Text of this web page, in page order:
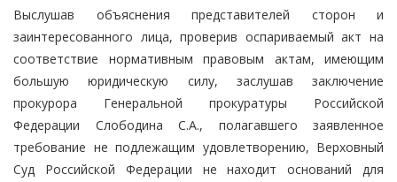
Выслушав объяснения представителей сторон и
заинтересованного лица, проверив оспариваемый акт на
соответствие нормативным правовым актам, имеющим
большую юридическую силу, заслушав заключение
прокурора Генеральной прокуратуры Российской
Федерации Слободина С.А., полагавшего заявленное
требование не подлежащим удовлетворению, Верховный
Суд Российской Федерации не находит оснований для